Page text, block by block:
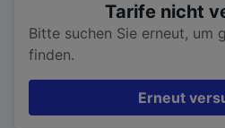
Tarife nicht
Bitte suchen Sie erneut, um
finden.
Erneut